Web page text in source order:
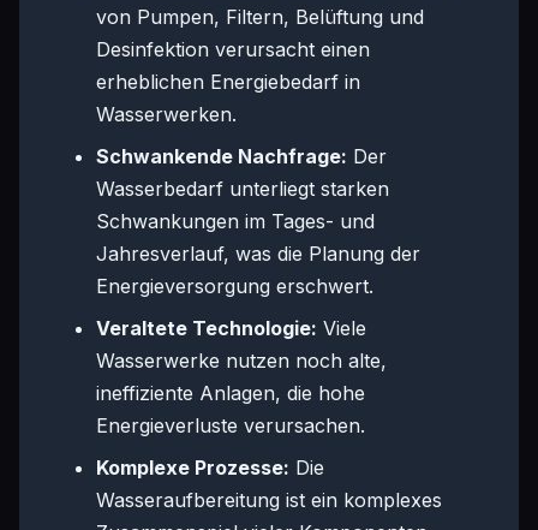
von Pumpen, Filtern, Belüftung und
Desinfektion verursacht einen
erheblichen Energiebedarf in
Wasserwerken.
Schwankende Nachfrage: Der
Wasserbedarf unterliegt starken
Schwankungen im Tages- und
Jahresverlauf, was die Planung der
Energieversorgung erschwert.
Veraltete Technologie: Viele
Wasserwerke nutzen noch alte,
ineffiziente Anlagen, die hohe
Energieverluste verursachen.
Komplexe Prozesse: Die
Wasseraufbereitung ist ein komplexes